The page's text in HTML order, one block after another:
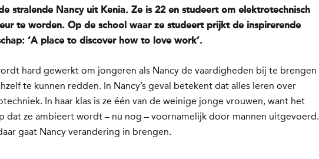
stralende Nancy uit Kenia. Ze is 22 en studeert om elektrotechnisch
te worden. Op de school waar ze studeert prijkt de inspirerende
‘A place to discover how to love work’.
hard gewerkt om jongeren als Nancy de vaardigheden bij te brengen
te kunnen redden. In Nancy’s geval betekent dat alles leren over
In haar klas is ze één van de weinige jonge vrouwen, want het
dat ze ambieert wordt – nu nog – voornamelijk door mannen uitgevoerd.
gaat Nancy verandering in brengen.